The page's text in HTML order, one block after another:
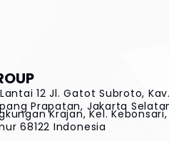
12 Jl. Gatot Subroto,
Prapatan, Jakarta
Krajan, Kel.
68122 Indonesia